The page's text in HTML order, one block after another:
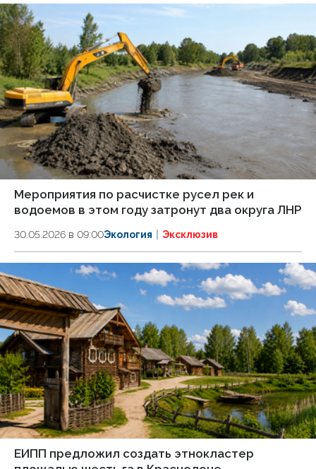
Мероприятия по расчистке русел рек и
водоемов в этом году затронут два округа ЛНР
30.05.2026 в 09:00Экология Эксклюзив
ЕИПП предложил создать этнокластер